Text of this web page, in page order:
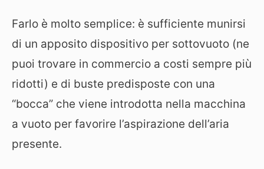
Farlo è molto semplice: è sufficiente munirsi
di un apposito dispositivo per sottovuoto (ne
puoi trovare in commercio a costi sempre più
ridotti) e di buste predisposte con una
“bocca” che viene introdotta nella macchina
a vuoto per favorire l’aspirazione dell’aria
presente.